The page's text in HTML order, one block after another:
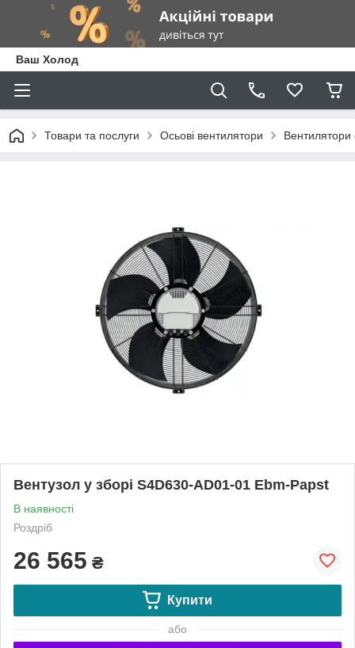
Ваш Холод
Товари та послуги Осьові вентилятори Вентилятори
Вентузол у зборі S4D630-AD01-01 Ebm-Papst
В наявності
Роздріб
26 565 ₴
Купити
або